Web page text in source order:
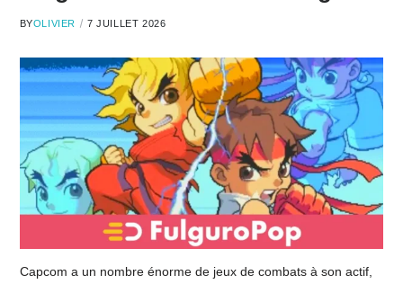
BYOLIVIER 7 JUILLET 2026
Capcom a un nombre énorme de jeux de combats à son actif,